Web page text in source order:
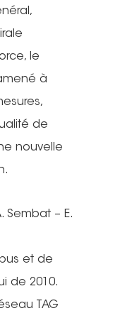
le
à
de
nouvelle
Sembat – E.
et de
de 2010.
TAG